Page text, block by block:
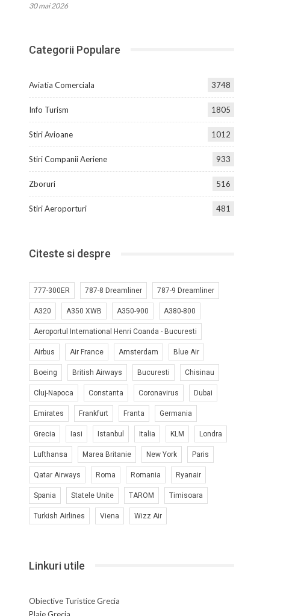
30 mai 2026
Categorii Populare
Aviatia Comerciala 3748
Info Turism 1805
Stiri Avioane 1012
Stiri Companii Aeriene 933
Zboruri 516
Stiri Aeroporturi 481
Citeste si despre
777-300ER 787-8 Dreamliner 787-9 Dreamliner
A320 A350 XWB A350-900 A380-800
Aeroportul International Henri Coanda - Bucuresti
Airbus Air France Amsterdam Blue Air
Boeing British Airways Bucuresti Chisinau
Cluj-Napoca Constanta Coronavirus Dubai
Emirates Frankfurt Franta Germania
Grecia Iasi Istanbul Italia KLM Londra
Lufthansa Marea Britanie New York Paris
Qatar Airways Roma Romania Ryanair
Spania Statele Unite TAROM Timisoara
Turkish Airlines Viena Wizz Air
Linkuri utile
Obiective Turistice Grecia
Plaje Grecia